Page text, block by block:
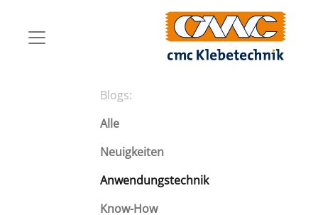
Blogs:
Alle
Neuigkeiten
Anwendungstechnik
Know-How